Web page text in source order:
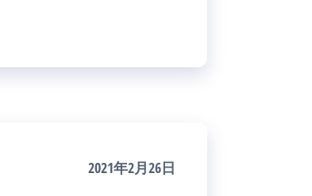
2021年2月26日